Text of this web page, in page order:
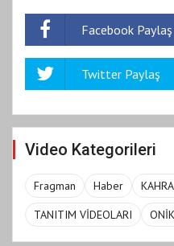
Facebook Paylaş
Twitter Paylaş
Video Kategorileri
Fragman Haber
TANITIM VİDEOLARI